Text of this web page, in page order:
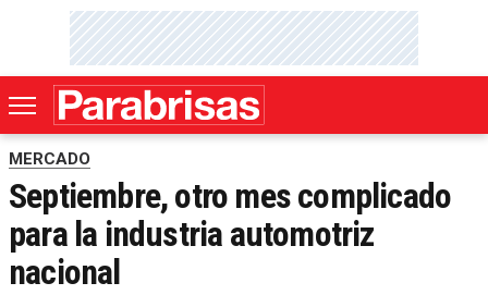
MERCADO
Septiembre, otro mes complicado
para la industria automotriz
nacional